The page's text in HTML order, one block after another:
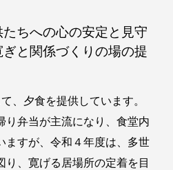
ちへの心の安定と見守
と関係づくりの場の提
、夕食を提供しています。
り弁当が主流になり、食堂内
ますが、令和４年度は、多世
り、寛げる居場所の定着を目